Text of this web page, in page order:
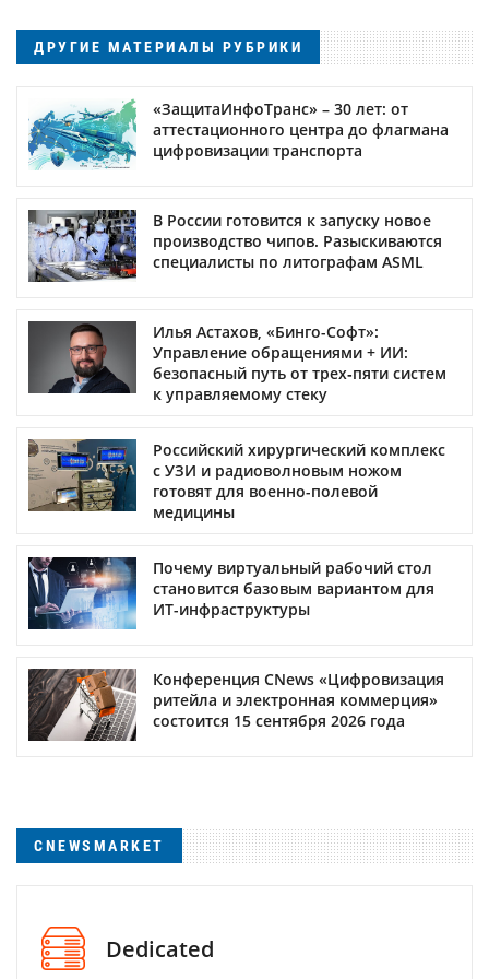
ДРУГИЕ МАТЕРИАЛЫ РУБРИКИ
«ЗащитаИнфоТранс» – 30 лет: от
аттестационного центра до флагмана
цифровизации транспорта
В России готовится к запуску новое
производство чипов. Разыскиваются
специалисты по литографам ASML
Илья Астахов, «Бинго-Софт»:
Управление обращениями + ИИ:
безопасный путь от трех‑пяти систем
к управляемому стеку
Российский хирургический комплекс
с УЗИ и радиоволновым ножом
готовят для военно-полевой
медицины
Почему виртуальный рабочий стол
становится базовым вариантом для
ИТ-инфраструктуры
Конференция CNews «Цифровизация
ритейла и электронная коммерция»
состоится 15 сентября 2026 года
CNEWSMARKET
Dedicated